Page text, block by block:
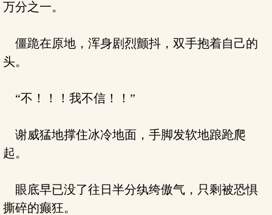
万分之一。
僵跪在原地，浑身剧烈颤抖，双手抱着自己的
头。
“不！！！我不信！！”
谢威猛地撑住冰冷地面，手脚发软地踉跄爬
起。
眼底早已没了往日半分纨绔傲气，只剩被恐惧
撕碎的癫狂。